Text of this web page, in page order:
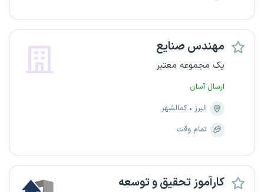
مهندس صنایع
یک مجموعه معتبر
ارسال آسان
البرز
کمالشهر
تمام وقت
کارآموز تحقیق و توسعه